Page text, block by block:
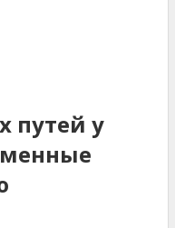
путей у